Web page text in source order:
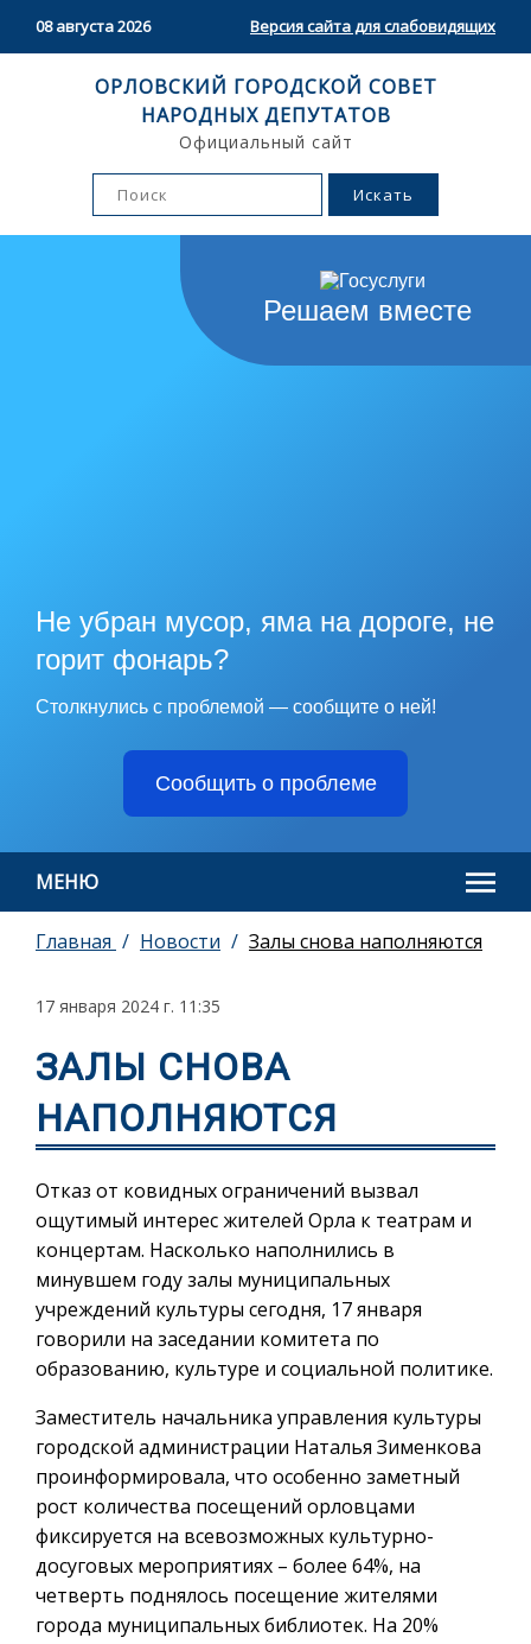
08 августа 2026 Версия сайта для слабовидящих
ОРЛОВСКИЙ ГОРОДСКОЙ СОВЕТ
НАРОДНЫХ ДЕПУТАТОВ
Официальный сайт
Решаем вместе
Не убран мусор, яма на дороге, не
горит фонарь?
Столкнулись с проблемой — сообщите о ней!
Сообщить о проблеме
МЕНЮ
Главная Новости Залы снова наполняются
17 января 2024 г. 11:35
ЗАЛЫ СНОВА
НАПОЛНЯЮТСЯ
Отказ от ковидных ограничений вызвал
ощутимый интерес жителей Орла к театрам и
концертам. Насколько наполнились в
минувшем году залы муниципальных
учреждений культуры сегодня, 17 января
говорили на заседании комитета по
образованию, культуре и социальной политике.
Заместитель начальника управления культуры
городской администрации Наталья Зименкова
проинформировала, что особенно заметный
рост количества посещений орловцами
фиксируется на всевозможных культурно-
досуговых мероприятиях – более 64%, на
четверть поднялось посещение жителями
города муниципальных библиотек. На 20%